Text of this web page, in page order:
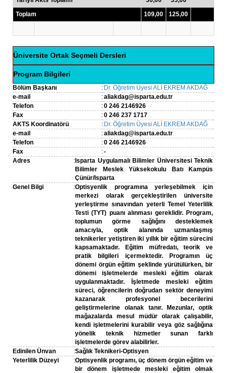
Toplam
109,00 125,00
Üniversite Ortak Seçmeli Dersleri
Program Bilgileri
Bölüm Başkanı : Dr. Öğretim Üyesi ALİ EKREM AKDAĞ
e-mail
:aliakdag@isparta.edu.tr
Telefon
:0 246 2146926
Fax
:0 246 237 1717
AKTS Koordinatörü
: Dr. Öğretim Üyesi ALİ EKREM AKDAĞ
e-mail
:aliakdag@isparta.edu.tr
Telefon
:0 246 2146926
Fax
:-
Adres
: Isparta Uygulamalı Bilimler Üniversitesi Teknik
Bilimler Meslek Yüksekokulu Batı Kampüs
Çünür/Isparta
Genel Bilgi
:Optisyenlik programına yerleşebilmek için
merkezi olarak gerçekleştirilen üniversite
yerleştirme sınavından yeterli Temel Yeterlilik
Testi (TYT) puanı alınması gereklidir. Program,
toplumun görme sağlığını desteklemek
amacıyla, optik alanında uzmanlaşmış
teknikerler yetiştiren iki yıllık bir eğitim sürecini
kapsamaktadır. Eğitim müfredatı, teorik ve
pratik bilgileri içermektedir. Programın üç
dönemi örgün eğitim şeklinde yürütülürken, bir
dönemi işletmelerde mesleki eğitim olarak
uygulanmaktadır. İşletmede mesleki eğitim
süreci, öğrencilerin doğrudan sektör deneyimi
kazanarak profesyonel becerilerini
geliştirmelerine olanak tanır. Mezunlar, optik
mağazalarda mesul müdür olarak çalışabilir,
kendi işletmelerini kurabilir veya göz sağlığına
yönelik teknik hizmetler sunan farklı
işletmelerde görev alabilirler.
Edinilen Ünvan
:Sağlık Teknikeri-Optisyen
Yeterlilik Düzeyi
:Optisyenlik programı, üç dönem örgün eğitim ve
bir dönem işletmede mesleki eğitim olmak